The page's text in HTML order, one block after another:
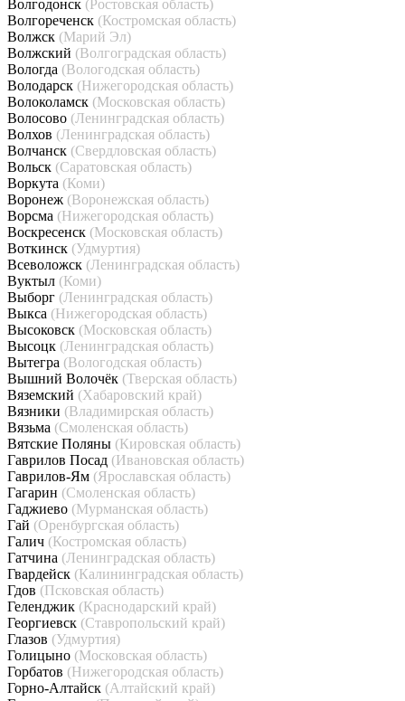
Волгодонск (Ростовская область)
Волгореченск (Костромская область)
Волжск (Марий Эл)
Волжский (Волгоградская область)
Вологда (Вологодская область)
Володарск (Нижегородская область)
Волоколамск (Московская область)
Волосово (Ленинградская область)
Волхов (Ленинградская область)
Волчанск (Свердловская область)
Вольск (Саратовская область)
Воркута (Коми)
Воронеж (Воронежская область)
Ворсма (Нижегородская область)
Воскресенск (Московская область)
Воткинск (Удмуртия)
Всеволожск (Ленинградская область)
Вуктыл (Коми)
Выборг (Ленинградская область)
Выкса (Нижегородская область)
Высоковск (Московская область)
Высоцк (Ленинградская область)
Вытегра (Вологодская область)
Вышний Волочёк (Тверская область)
Вяземский (Хабаровский край)
Вязники (Владимирская область)
Вязьма (Смоленская область)
Вятские Поляны (Кировская область)
Гаврилов Посад (Ивановская область)
Гаврилов-Ям (Ярославская область)
Гагарин (Смоленская область)
Гаджиево (Мурманская область)
Гай (Оренбургская область)
Галич (Костромская область)
Гатчина (Ленинградская область)
Гвардейск (Калининградская область)
Гдов (Псковская область)
Геленджик (Краснодарский край)
Георгиевск (Ставропольский край)
Глазов (Удмуртия)
Голицыно (Московская область)
Горбатов (Нижегородская область)
Горно-Алтайск (Алтайский край)